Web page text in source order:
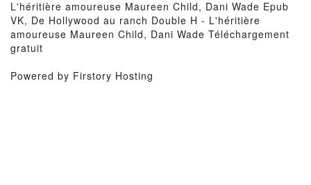
L'héritière amoureuse Maureen Child, Dani Wade Epub
VK, De Hollywood au ranch Double H - L'héritière
amoureuse Maureen Child, Dani Wade Téléchargement
gratuit
Powered by Firstory Hosting